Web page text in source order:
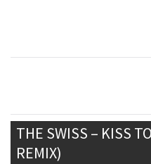
THE SWISS – KISS
REMIX)